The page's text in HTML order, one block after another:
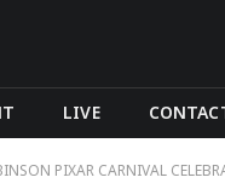
LIVE
PIXAR CARNIVAL